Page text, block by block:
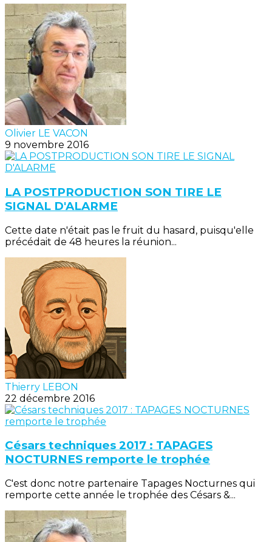
Olivier LE VACON
9 novembre 2016
LA POSTPRODUCTION SON TIRE LE
SIGNAL D'ALARME
Cette date n'était pas le fruit du hasard, puisqu'elle
précédait de 48 heures la réunion...
Thierry LEBON
22 décembre 2016
Césars techniques 2017 : TAPAGES
NOCTURNES remporte le trophée
C'est donc notre partenaire Tapages Nocturnes qui
remporte cette année le trophée des Césars &...